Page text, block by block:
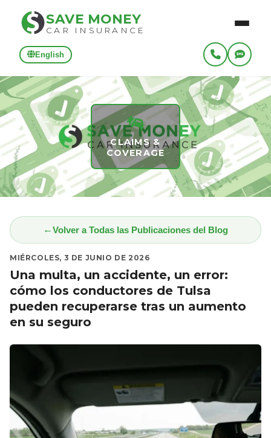
SAVE MONEY
CAR INSURANCE
English
CLAIMS &
COVERAGE
Volver a Todas las Publicaciones del Blog
MIÉRCOLES, 3 DE JUNIO DE 2026
Una multa, un accidente, un error:
cómo los conductores de Tulsa
pueden recuperarse tras un aumento
en su seguro